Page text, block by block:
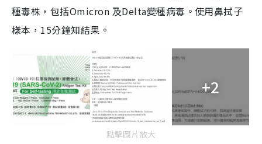
種毒株，包括Omicron 及Delta變種病毒。使用鼻拭子
樣本，15分鐘知結果。
+2
點擊圖片放大